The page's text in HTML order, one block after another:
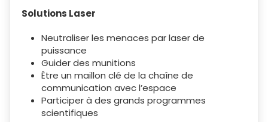
Solutions Laser
Neutraliser les menaces par laser de
puissance
Guider des munitions
Être un maillon clé de la chaîne de
communication avec l’espace
Participer à des grands programmes
scientifiques